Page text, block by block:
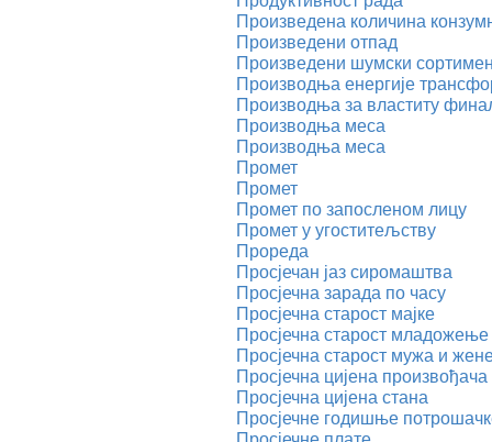
Произведена количина
Произведени отпад
Произведени шумски
Производња енергије
Производња за властиту
Производња меса
Производња меса
Промет
Промет
Промет по запосленом лицу
Промет у угоститељству
Прореда
Просјечан јаз сиромаштва
Просјечна зарада по часу
Просјечна старост мајке
Просјечна старост младожење
Просјечна старост мужа и
Просјечна цијена произвођача
Просјечна цијена стана
Просјечне годишње